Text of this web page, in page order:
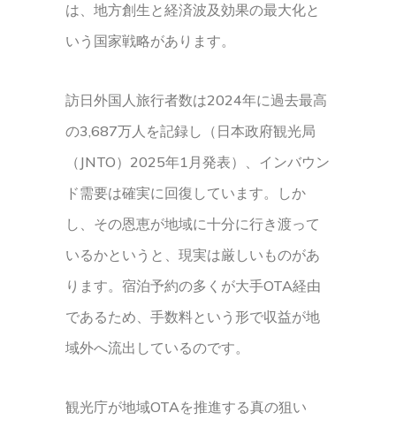
は、地方創生と経済波及効果の最大化と
いう国家戦略があります。
訪日外国人旅行者数は2024年に過去最高
の3,687万人を記録し（日本政府観光局
（JNTO）2025年1月発表）、インバウン
ド需要は確実に回復しています。しか
し、その恩恵が地域に十分に行き渡って
いるかというと、現実は厳しいものがあ
ります。宿泊予約の多くが大手OTA経由
であるため、手数料という形で収益が地
域外へ流出しているのです。
観光庁が地域OTAを推進する真の狙い